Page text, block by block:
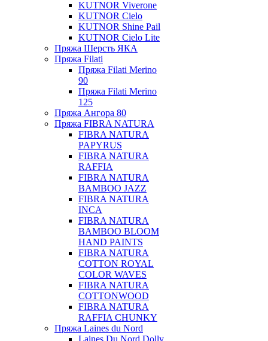
KUTNOR Viverone
KUTNOR Cielo
KUTNOR Shine Pail
KUTNOR Cielo Lite
Пряжа Шерсть ЯКА
Пряжа Filati
Пряжа Filati Merino
90
Пряжа Filati Merino
125
Пряжа Ангора 80
Пряжа FIBRA NATURA
FIBRA NATURA
PAPYRUS
FIBRA NATURA
RAFFIA
FIBRA NATURA
BAMBOO JAZZ
FIBRA NATURA
INCA
FIBRA NATURA
BAMBOO BLOOM
HAND PAINTS
FIBRA NATURA
COTTON ROYAL
COLOR WAVES
FIBRA NATURA
COTTONWOOD
FIBRA NATURA
RAFFIA CHUNKY
Пряжа Laines du Nord
Laines Du Nord Dolly